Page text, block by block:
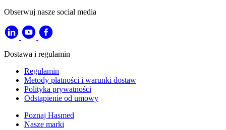
Obserwuj nasze social media
Dostawa i regulamin
Regulamin
Metody płatności i warunki dostaw
Polityka prywatności
Odstąpienie od umowy
Poznaj Hasmed
Nasze marki